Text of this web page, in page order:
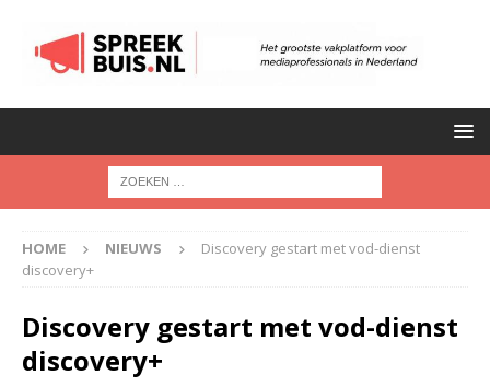
HOME NIEUWS
Discovery gestart met vod-dienst
discovery+
Discovery gestart met vod-dienst
discovery+